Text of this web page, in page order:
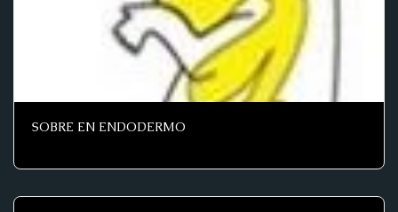
SOBRE EN ENDODERMO